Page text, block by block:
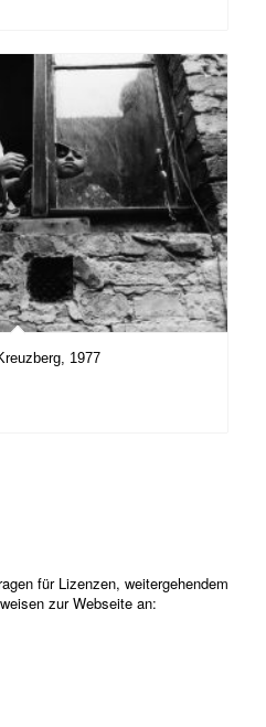
1977
für Lizenzen, weitergehendem
zur Webseite an: